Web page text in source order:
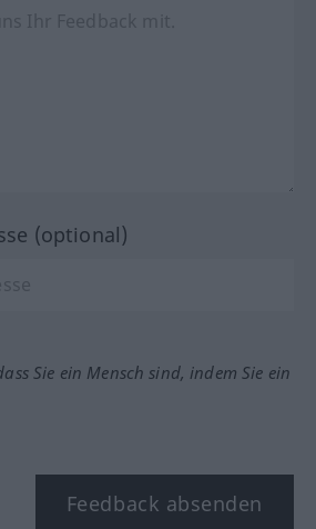
(optional)
Sie ein Mensch sind, indem Sie ein
Feedback absenden